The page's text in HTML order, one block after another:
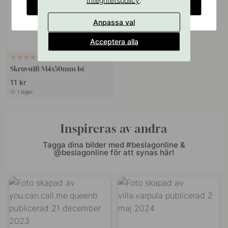
Skruvstift M4x50mm 1st
11 kr
I lager
Inspireras av andra
Tagga dina bilder med #beslagonline &
@beslagonline för att synas här!
Anpassa val
Acceptera alla
CHANGE COUNTRY